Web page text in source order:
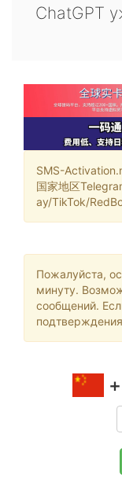
ChatGPT
SMS-
国家地区
ay/TikTok/
Пожалуйста,
минуту.
сообщений.